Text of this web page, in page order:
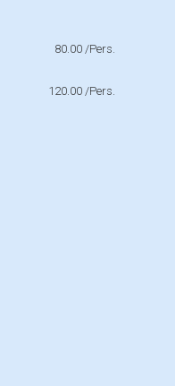
80.00 /Pers.
120.00 /Pers.